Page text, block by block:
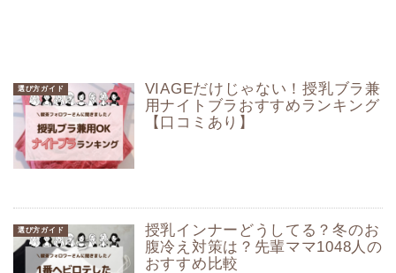
選び方ガイド
VIAGEだけじゃない！授乳ブラ兼
用ナイトブラおすすめランキング
【口コミあり】
選び方ガイド
授乳インナーどうしてる？冬のお
腹冷え対策は？先輩ママ1048人の
おすすめ比較